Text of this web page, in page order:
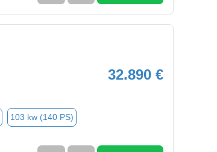
32.890 €
103 kw (140 PS)